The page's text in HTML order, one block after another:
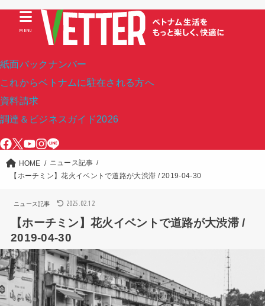
紙面バックナンバー
これからベトナムに駐在される方へ
資料請求
調達＆ビジネスガイド2026
MENU
HOME
ニュース記事
【ホーチミン】花火イベントで道路が大渋滞 / 2019-04-30
ニュース記事 2025.02.12
【ホーチミン】花火イベントで道路が大渋滞 /
2019-04-30